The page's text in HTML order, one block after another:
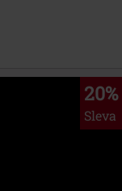
20%
Sleva